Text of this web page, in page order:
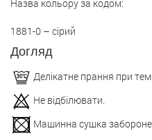
Назва кольору за кодом:
1881-0 – сірий
Догляд
Делікатне прання при
Не відбілювати.
Машинна сушка